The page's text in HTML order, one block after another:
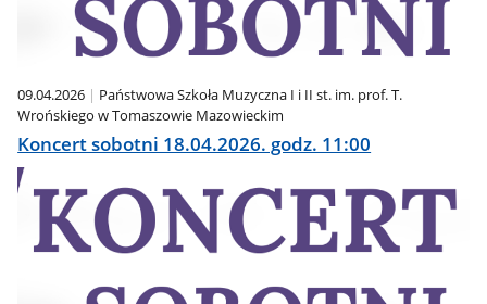
09.04.2026
Państwowa Szkoła Muzyczna I i II st. im. prof. T.
Wrońskiego w Tomaszowie Mazowieckim
Koncert sobotni 18.04.2026. godz. 11:00